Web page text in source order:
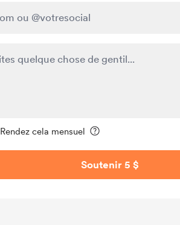
Rendez cela mensuel
Soutenir 5 $